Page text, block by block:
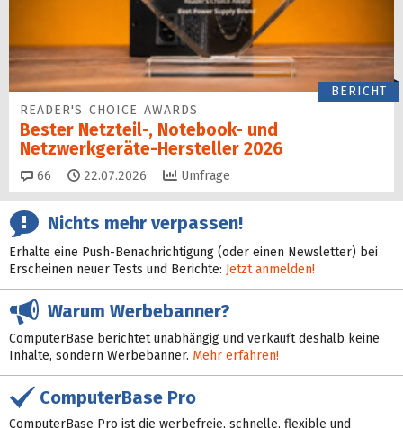
BERICHT
READER'S CHOICE AWARDS
Bester Netzteil-, Notebook- und
Netzwerkgeräte-Hersteller 2026
66 Kommentare
22.07.2026 Umfrage
Nichts mehr verpassen!
Erhalte eine Push-Benachrichtigung (oder einen Newsletter) bei
Erscheinen neuer Tests und Berichte: Jetzt anmelden!
Warum Werbebanner?
ComputerBase berichtet unabhängig und verkauft deshalb keine
Inhalte, sondern Werbebanner. Mehr erfahren!
ComputerBase Pro
ComputerBase Pro ist die werbefreie, schnelle, flexible und